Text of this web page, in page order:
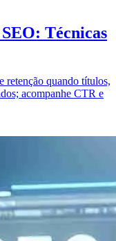
Técnicas
retenção quando títulos,
acompanhe CTR e